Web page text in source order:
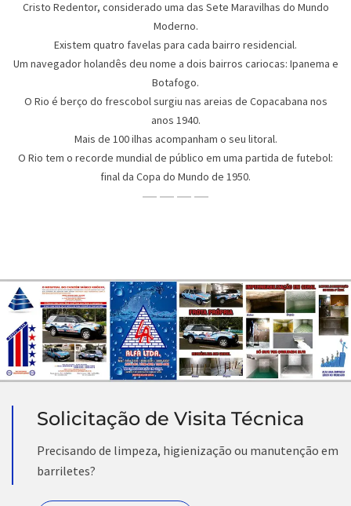
Cristo Redentor, considerado uma das Sete Maravilhas do Mundo
Moderno.
Existem quatro favelas para cada bairro residencial.
Um navegador holandês deu nome a dois bairros cariocas: Ipanema e
Botafogo.
O Rio é berço do frescobol surgiu nas areias de Copacabana nos
anos 1940.
Mais de 100 ilhas acompanham o seu litoral.
O Rio tem o recorde mundial de público em uma partida de futebol:
final da Copa do Mundo de 1950.
Solicitação de Visita Técnica
Precisando de limpeza, higienização ou manutenção em
barriletes?